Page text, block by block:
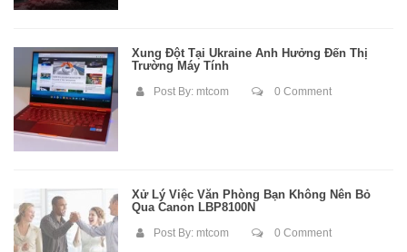
Xung Đột Tại Ukraine Ảnh Hưởng Đến Thị
Trường Máy Tính
Post By: mtcom 0 Comment
Xử Lý Việc Văn Phòng Bạn Không Nên Bỏ
Qua Canon LBP8100N
Post By: mtcom 0 Comment